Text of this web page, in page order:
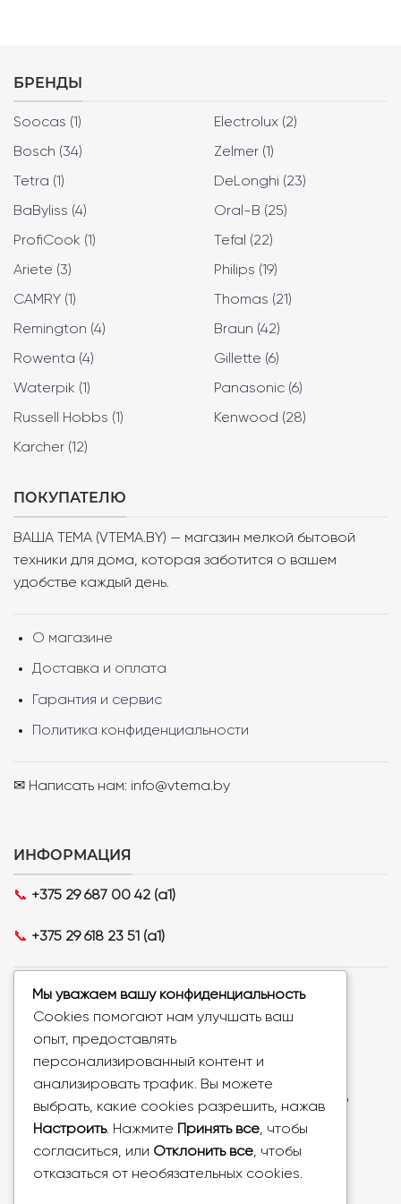
БРЕНДЫ
Soocas (1) Electrolux (2)
Bosch (34) Zelmer (1)
Tetra (1) DeLonghi (23)
BaByliss (4) Oral-B (25)
ProfiCook (1) Tefal (22)
Ariete (3) Philips (19)
CAMRY (1) Thomas (21)
Remington (4) Braun (42)
Rowenta (4) Gillette (6)
Waterpik (1) Panasonic (6)
Russell Hobbs (1) Kenwood (28)
Karcher (12)
ПОКУПАТЕЛЮ
ВАША ТЕМА (VTEMA.BY) — магазин мелкой бытовой
техники для дома, которая заботится о вашем
удобстве каждый день.
О магазине
Доставка и оплата
Гарантия и сервис
Политика конфиденциальности
✉ Написать нам: info@vtema.by
ИНФОРМАЦИЯ
📞 +375 29 687 00 42 (a1)
📞 +375 29 618 23 51 (a1)
Режим работы:
Понедельник - пятница с 09:00 до 18:00
Суббота, воскресенье - выходной
г. Минск, пр-т Пушкина, д. 28, офис. 28, 2 этаж по
предварительному заказу и согласованию с
Понедельник - пятница с 10:00 до 18:00
Мы уважаем вашу конфиденциальность
Cookies помогают нам улучшать ваш
опыт, предоставлять
персонализированный контент и
анализировать трафик. Вы можете
выбрать, какие cookies разрешить, нажав
Настроить. Нажмите Принять все, чтобы
согласиться, или Отклонить все, чтобы
отказаться от необязательных cookies.